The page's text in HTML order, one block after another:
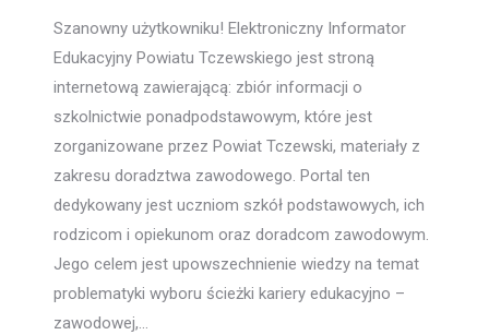
Szanowny użytkowniku! Elektroniczny Informator
Edukacyjny Powiatu Tczewskiego jest stroną
internetową zawierającą: zbiór informacji o
szkolnictwie ponadpodstawowym, które jest
zorganizowane przez Powiat Tczewski, materiały z
zakresu doradztwa zawodowego. Portal ten
dedykowany jest uczniom szkół podstawowych, ich
rodzicom i opiekunom oraz doradcom zawodowym.
Jego celem jest upowszechnienie wiedzy na temat
problematyki wyboru ścieżki kariery edukacyjno –
zawodowej,…